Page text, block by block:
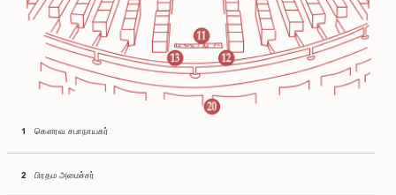
1 கௌரவ சபாநாயகர்
2 பிரதம அமைச்சர்